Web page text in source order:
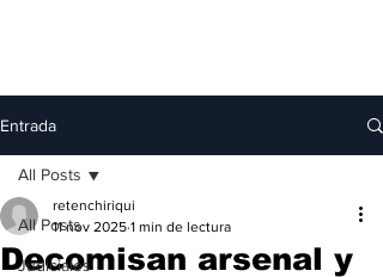
Entrada
All Posts
Judiciales
All Posts
Decomisan arsenal y
retenchiriqui
11 nov 2025 1 min de lectura